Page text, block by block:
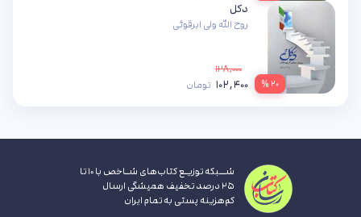
۲۰ %
دکل
روح الله ولی ابرقوئی
۱۲۸,۰۰۰
۱۰۲,۴۰۰ تومان
شــبکه توزیـع کتاب‌های شـاخص با ۱۰ تا
۲۵ درصد تخفیف همیشگی ارسال
کم‌هزینه پستی به تمام ایران